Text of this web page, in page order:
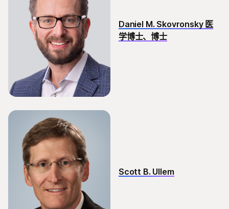
Daniel M. Skovronsky 医
学博士、博士
Scott B. Ullem